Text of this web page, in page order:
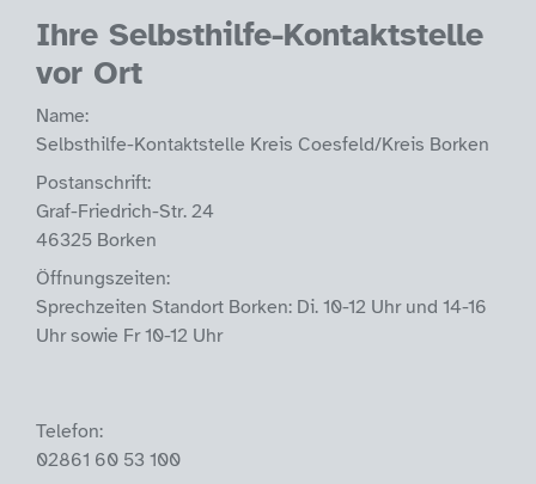
Ihre Selbsthilfe-Kontaktstelle
vor Ort
Name:
Selbsthilfe-Kontaktstelle Kreis Coesfeld/Kreis Borken
Postanschrift:
Graf-Friedrich-Str. 24
46325 Borken
Öffnungszeiten:
Sprechzeiten Standort Borken: Di. 10-12 Uhr und 14-16
Uhr sowie Fr 10-12 Uhr
Telefon:
02861 60 53 100